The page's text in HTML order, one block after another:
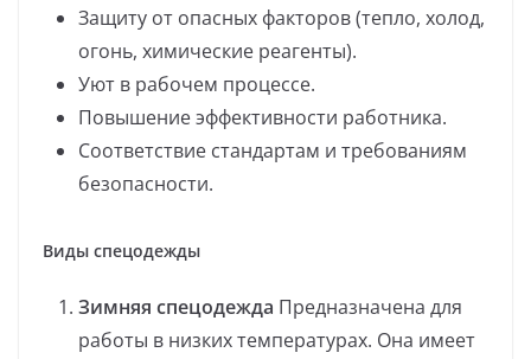
Защиту от опасных факторов (тепло, холод,
огонь, химические реагенты).
Уют в рабочем процессе.
Повышение эффективности работника.
Соответствие стандартам и требованиям
безопасности.
Виды спецодежды
Зимняя спецодежда Предназначена для
работы в низких температурах. Она имеет